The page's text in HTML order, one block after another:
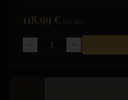
118.99 €